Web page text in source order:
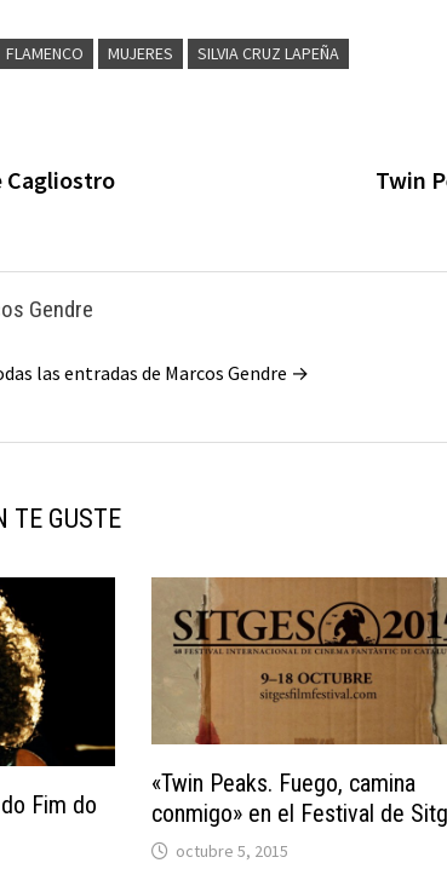
FLAMENCO MUJERES SILVIA CRUZ LAPEÑA
Cagliostro Twin
Gendre
las entradas de Marcos Gendre →
TE GUSTE
Fim do
«Twin Peaks. Fuego, camina
conmigo» en el Festival de
octubre 5, 2015